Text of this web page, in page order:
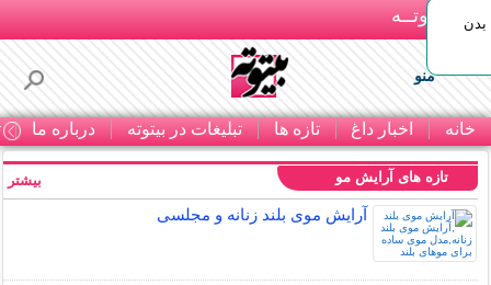
بـیتوتــه
منو
خانه اخبار داغ تازه ها تبلیغات در بیتوته درباره ما
تازه های آرایش مو
آرایش موی بلند زنانه و مجلسی
بیشتر